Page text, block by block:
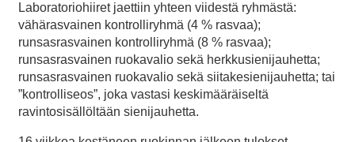
Laboratoriohiiret jaettiin yhteen viidestä ryhmästä:
vähärasvainen kontrolliryhmä (4 % rasvaa);
runsasrasvainen kontrolliryhmä (8 % rasvaa);
runsasrasvainen ruokavalio sekä herkkusienijauhetta;
runsasrasvainen ruokavalio sekä siitakesienijauhetta; tai
”kontrolliseos”, joka vastasi keskimääräiseltä
ravintosisällöltään sienijauhetta.